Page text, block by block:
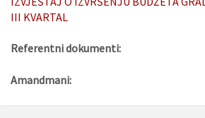
III KVARTAL
Referentni dokumenti:
Amandmani: